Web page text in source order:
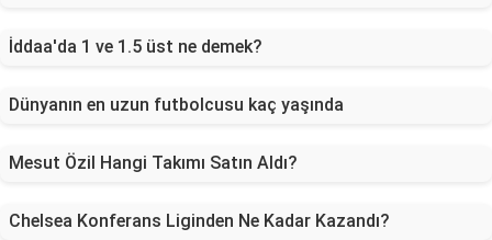
İddaa'da 1 ve 1.5 üst ne demek?
Dünyanın en uzun futbolcusu kaç yaşında
Mesut Özil Hangi Takımı Satın Aldı?
Chelsea Konferans Liginden Ne Kadar Kazandı?